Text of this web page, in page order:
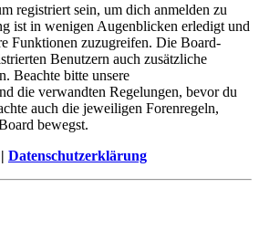
registriert sein, um dich anmelden zu
ist in wenigen Augenblicken erledigt und
Funktionen zuzugreifen. Die Board-
Benutzern auch zusätzliche
Beachte bitte unsere
die verwandten Regelungen, bevor du
auch die jeweiligen Forenregeln,
bewegst.
| Datenschutzerklärung